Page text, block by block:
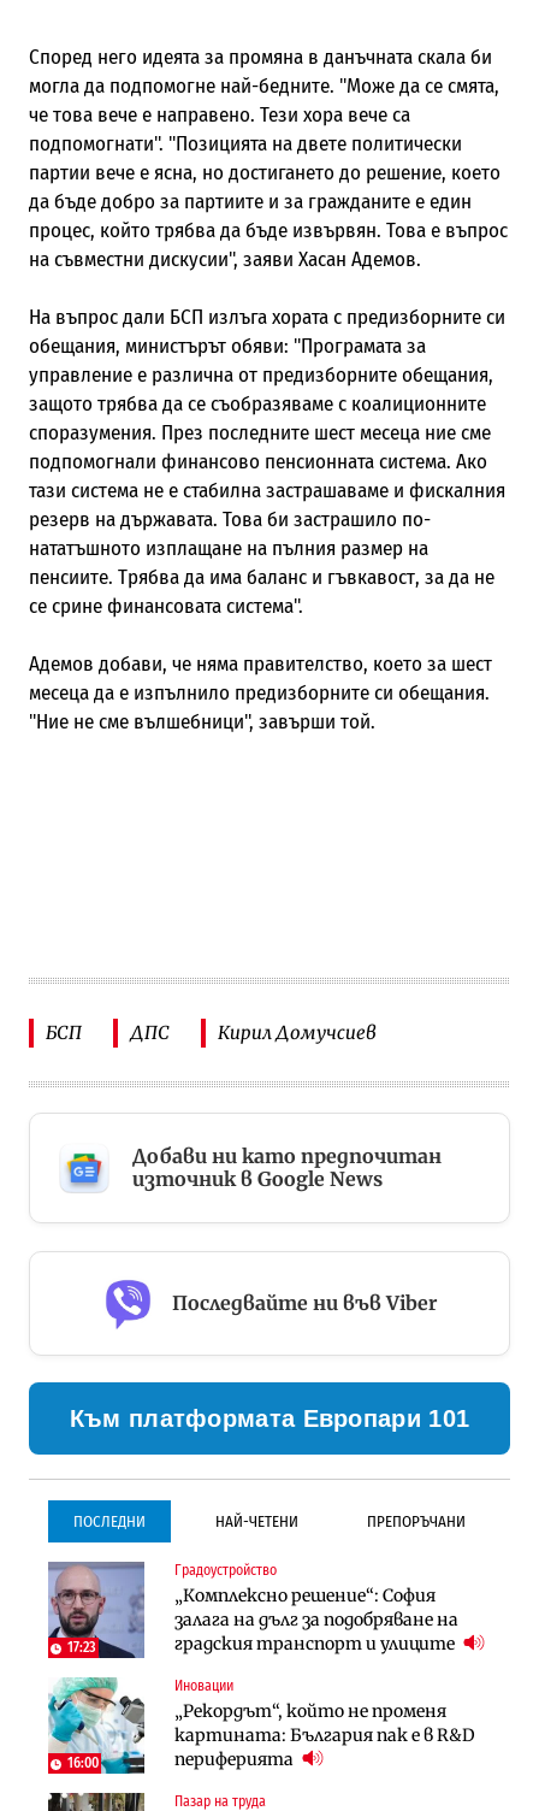
Според него идеята за промяна в данъчната скала би
могла да подпомогне най-бедните. "Може да се смята,
че това вече е направено. Тези хора вече са
подпомогнати". "Позицията на двете политически
партии вече е ясна, но достигането до решение, което
да бъде добро за партиите и за гражданите е един
процес, който трябва да бъде извървян. Това е въпрос
на съвместни дискусии", заяви Хасан Адемов.
На въпрос дали БСП излъга хората с предизборните си
обещания, министърът обяви: "Програмата за
управление е различна от предизборните обещания,
защото трябва да се съобразяваме с коалиционните
споразумения. През последните шест месеца ние сме
подпомогнали финансово пенсионната система. Ако
тази система не е стабилна застрашаваме и фискалния
резерв на държавата. Това би застрашило по-
нататъшното изплащане на пълния размер на
пенсиите. Трябва да има баланс и гъвкавост, за да не
се срине финансовата система".
Адемов добави, че няма правителство, което за шест
месеца да е изпълнило предизборните си обещания.
"Ние не сме вълшебници", завърши той.
БСП ДПС Кирил Домучсиев
Добави ни като предпочитан
източник в Google News
Последвайте ни във Viber
Към платформата Европари 101
ПОСЛЕДНИ НАЙ-ЧЕТЕНИ ПРЕПОРЪЧАНИ
17:23
Градоустройство
„Комплексно решение“: София
залага на дълг за подобряване на
градския транспорт и улиците
16:00
Иновации
„Рекордът“, който не променя
картината: България пак е в R&D
периферията
Пазар на труда
Градоустройство
Столична община избра
изпълнител за преместването на
трамвайното трасе по бул.
Инфраструктура
Проектирането на тунела под
Петрохан ще върви паралелно с
Инфраструктура
Проектирането на тунела под
Петрохан ще върви паралелно с
екологичните оценки
Компании
„Хювефарма“ подписа договор за
придобиване на Euroapi Italy
Финанси